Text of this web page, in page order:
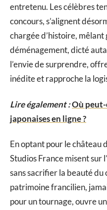
entretenu. Les célèbres
concours, s’alignent
chargée d’histoire,
déménagement, dicté
l’envie de surprendre,
inédite et rapproche la
Lire également :Où
japonaises en ligne ?
En optant pour le château
Studios France misent sur
sans sacrifier la beauté
patrimoine francilien,
pour un tournage, ouvre